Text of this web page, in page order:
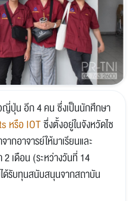
ญี่ปุ่น อีก 4 คน ซึ่งเป็นนักศึกษา
หรือIOTซึ่งตั้งอยู่ในจังหวัดไซ
ากอาจารย์ให้มาเรียนและ
2 เดือน (ระหว่างวันที่ 14
ด้รับทุนสนับสนุนจากสถาบัน